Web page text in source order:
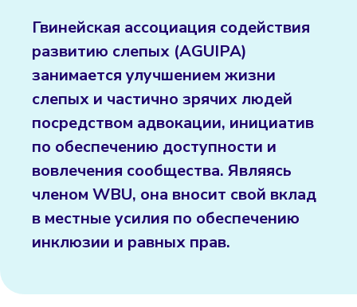
Гвинейская ассоциация содействия
развитию слепых (AGUIPA)
занимается улучшением жизни
слепых и частично зрячих людей
посредством адвокации, инициатив
по обеспечению доступности и
вовлечения сообщества. Являясь
членом WBU, она вносит свой вклад
в местные усилия по обеспечению
инклюзии и равных прав.